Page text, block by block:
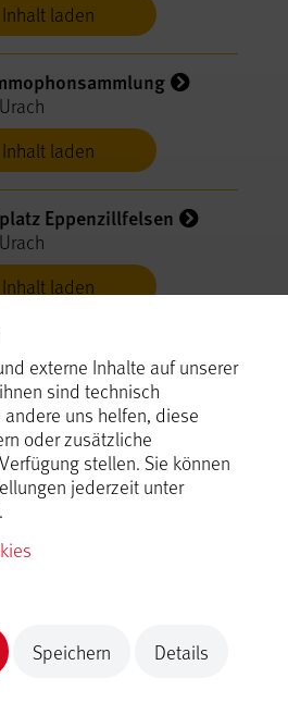
Inhalt laden
Inhalt laden
Inhalt laden
Eppenzillfelsen
Inhalt laden
Fohlenhof
Inhalt laden
Gänsbuch
Hengen Sportplatz
externe Inhalte auf unserer
sind technisch
uns helfen, diese
oder zusätzliche
stellen. Sie können
jederzeit unter
Speichern Details